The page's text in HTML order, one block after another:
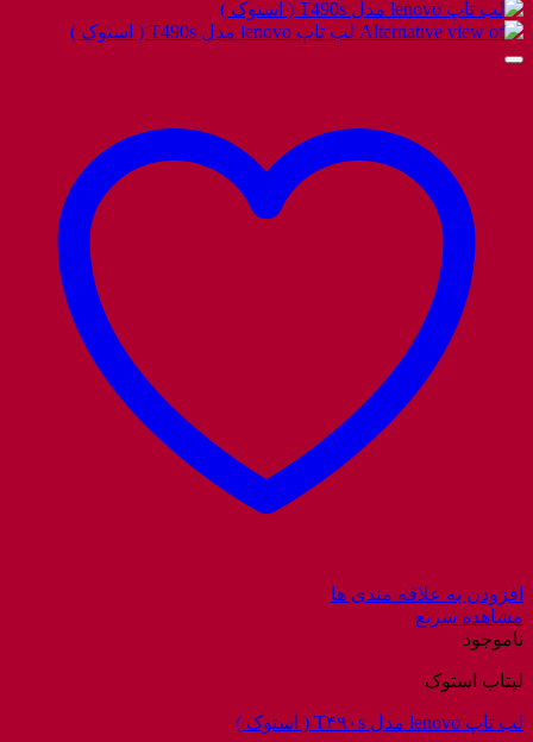
افزودن به علاقه مندی ها
مشاهده سریع
ناموجود
لپتاب استوک
لب تاپ lenovo مدل T۴۹۰s ( استوک )